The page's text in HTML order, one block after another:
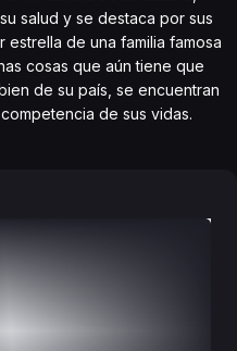
salud y se destaca por sus
estrella de una familia famosa
cosas que aún tiene que
de su país, se encuentran
de sus vidas.